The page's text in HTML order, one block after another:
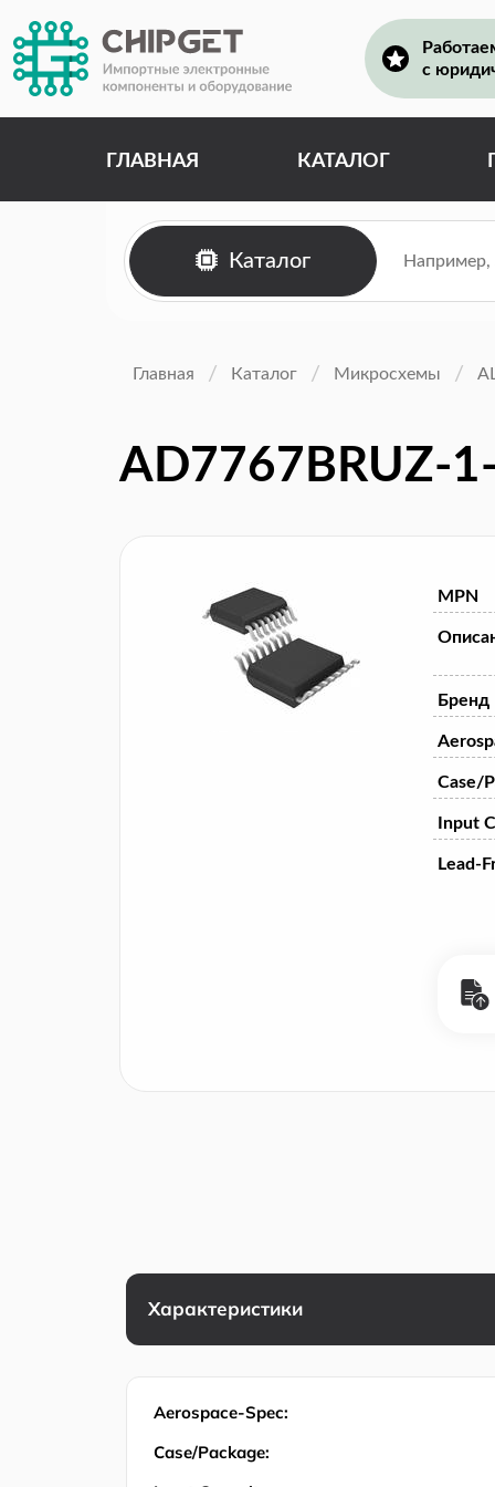
с
ГЛАВНАЯ КАТАЛОГ
Каталог
Главная Каталог Микросхемы
AD7767BRUZ-
MPN
Бренд
Case/
Input
Lead-
Характеристики
Aerospace-Spec:
Case/Package: